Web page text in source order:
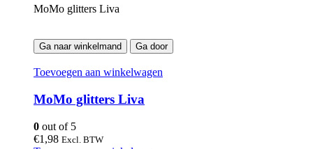
MoMo glitters Liva
Ga naar winkelmand Ga door
Toevoegen aan winkelwagen
MoMo glitters Liva
0 out of 5
€1,98 Excl. BTW